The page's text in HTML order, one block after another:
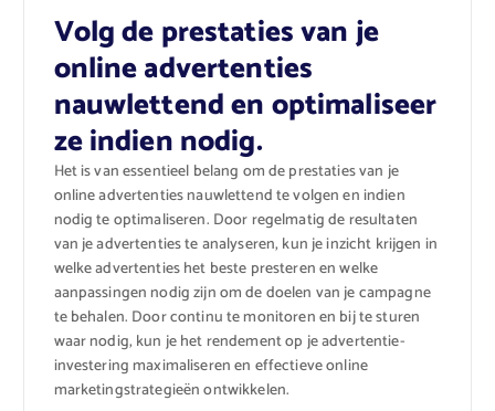
Volg de prestaties van je
online advertenties
nauwlettend en optimaliseer
ze indien nodig.
Het is van essentieel belang om de prestaties van je
online advertenties nauwlettend te volgen en indien
nodig te optimaliseren. Door regelmatig de resultaten
van je advertenties te analyseren, kun je inzicht krijgen in
welke advertenties het beste presteren en welke
aanpassingen nodig zijn om de doelen van je campagne
te behalen. Door continu te monitoren en bij te sturen
waar nodig, kun je het rendement op je advertentie-
investering maximaliseren en effectieve online
marketingstrategieën ontwikkelen.